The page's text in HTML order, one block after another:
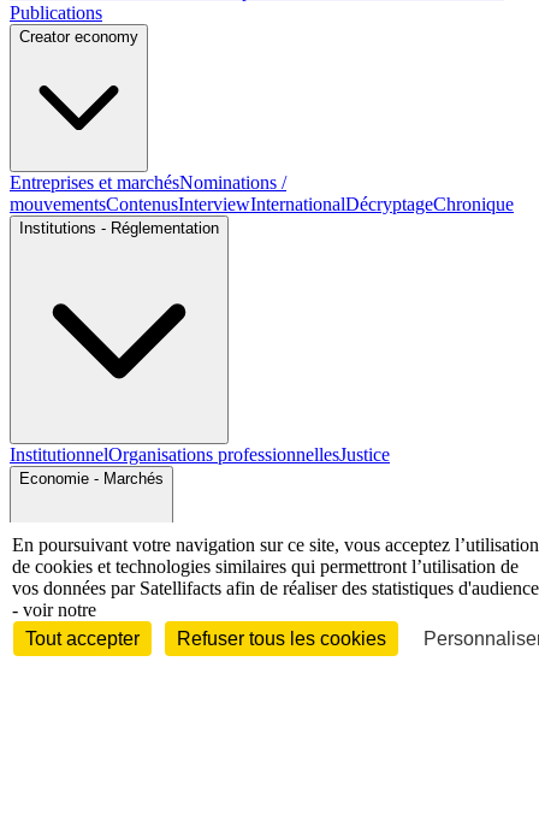
Publications
Creator economy
Entreprises et marchésNominations /
mouvementsContenusInterviewInternationalDécryptageChronique
Institutions - Réglementation
InstitutionnelOrganisations professionnellesJustice
Economie - Marchés
Entreprises et marchésTélécomsTechnologiesIndustries
En poursuivant votre navigation sur ce site, vous acceptez l’utilisation
de cookies et technologies similaires qui permettront l’utilisation de
vos données par Satellifacts afin de réaliser des statistiques d'audience
- voir notre
Tout accepter
Refuser tous les cookies